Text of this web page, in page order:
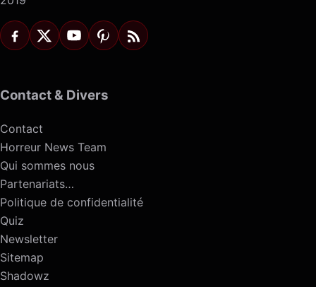
Contact & Divers
Contact
Horreur News Team
Qui sommes nous
Partenariats…
Politique de confidentialité
Quiz
Newsletter
Sitemap
Shadowz